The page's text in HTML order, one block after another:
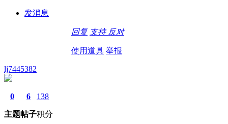
发消息
回复 支持 反对
使用道具 举报
lj7445382
0
主题
6
帖子
138
积分